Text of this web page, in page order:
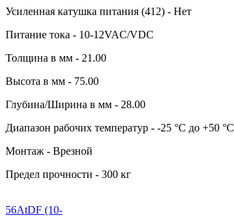
Усиленная катушка питания (412) - Нет
Питание тока - 10-12VAC/VDC
Толщина в мм - 21.00
Высота в мм - 75.00
Глубина/Ширина в мм - 28.00
Диапазон рабочих температур - -25 °C до +50 °C
Монтаж - Врезной
Предел прочности - 300 кг
56AtDF (10-